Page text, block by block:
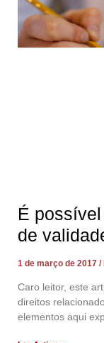
É
de
1 de março de 2017
Caro leitor, este
direitos
elementos aqui